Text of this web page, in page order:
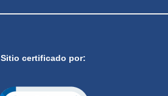
Sitio certificado por: